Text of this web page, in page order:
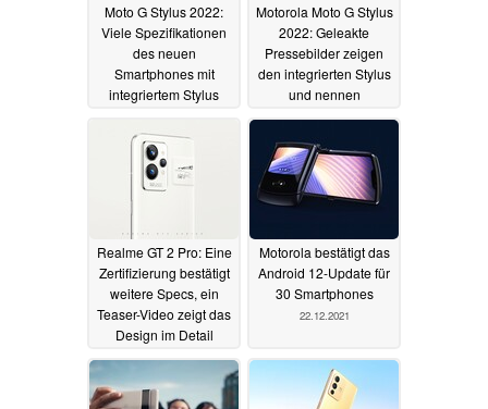
Moto G Stylus 2022:
Viele Spezifikationen
des neuen
Smartphones mit
integriertem Stylus
Motorola Moto G Stylus
2022: Geleakte
Pressebilder zeigen
den integrierten Stylus
und nennen
Realme GT 2 Pro: Eine
Zertifizierung bestätigt
weitere Specs, ein
Teaser-Video zeigt das
Design im Detail
23.12.2021
Motorola bestätigt das
Android 12-Update für
30 Smartphones
22.12.2021